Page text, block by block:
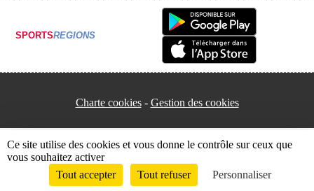
SPORTSREGIONS
Charte cookies Gestion des cookies
Envie de participer ? Connexion
Ce site utilise des cookies et vous donne le contrôle sur ceux que
vous souhaitez activer
Tout accepter
Tout refuser Personnaliser